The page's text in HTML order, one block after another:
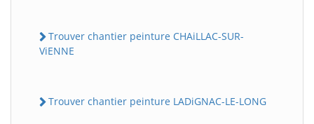
Trouver chantier peinture CHAiLLAC-SUR-
ViENNE
Trouver chantier peinture LADiGNAC-LE-LONG